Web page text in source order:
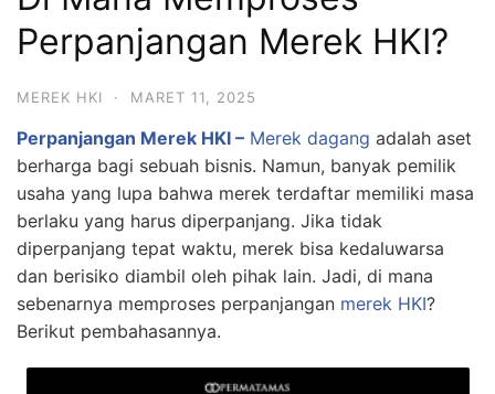
Perpanjangan Merek HKI?
MEREK HKI · MARET 11, 2025
Perpanjangan Merek HKI – Merek dagang adalah aset
berharga bagi sebuah bisnis. Namun, banyak pemilik
usaha yang lupa bahwa merek terdaftar memiliki masa
berlaku yang harus diperpanjang. Jika tidak
diperpanjang tepat waktu, merek bisa kedaluwarsa
dan berisiko diambil oleh pihak lain. Jadi, di mana
sebenarnya memproses perpanjangan merek HKI?
Berikut pembahasannya.